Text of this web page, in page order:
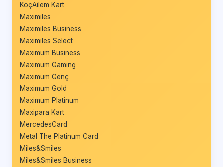
KoçAilem Kart
Maximiles
Maximiles Business
Maximiles Select
Maximum Business
Maximum Gaming
Maximum Genç
Maximum Gold
Maximum Platinum
Maxipara Kart
MercedesCard
Metal The Platinum Card
Miles&Smiles
Miles&Smiles Business